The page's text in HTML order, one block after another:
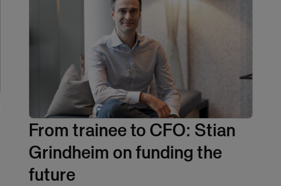
From trainee to CFO: Stian
Grindheim on funding the
future